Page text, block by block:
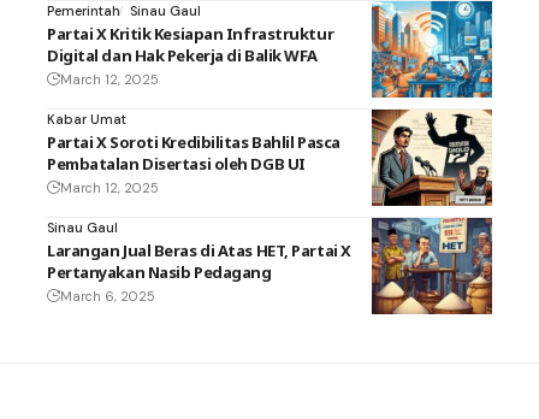
Pemerintah
Sinau Gaul
Partai X Kritik Kesiapan Infrastruktur
Digital dan Hak Pekerja di Balik WFA
March 12, 2025
Kabar Umat
Partai X Soroti Kredibilitas Bahlil Pasca
Pembatalan Disertasi oleh DGB UI
March 12, 2025
Sinau Gaul
Larangan Jual Beras di Atas HET, Partai X
Pertanyakan Nasib Pedagang
March 6, 2025